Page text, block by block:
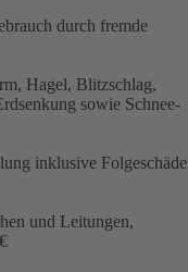
durch fremde
Hagel, Blitzschlag,
sowie Schnee-
inklusive
und Leitungen,